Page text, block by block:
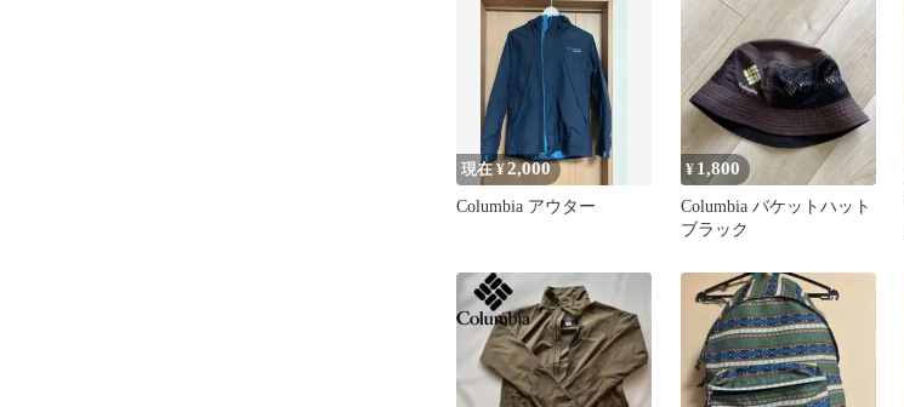
現在 ¥2,000
Columbia アウター
¥ 1,800
Columbia バケットハット
ブラック